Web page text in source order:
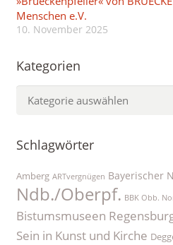
Menschen e.V.
10. November 2025
Kategorien
Schlagwörter
Amberg ARTvergnügen Bayerischer
Ndb./Oberpf. BBK Obb.
Bistumsmuseen
Sein in Kunst und Kirche